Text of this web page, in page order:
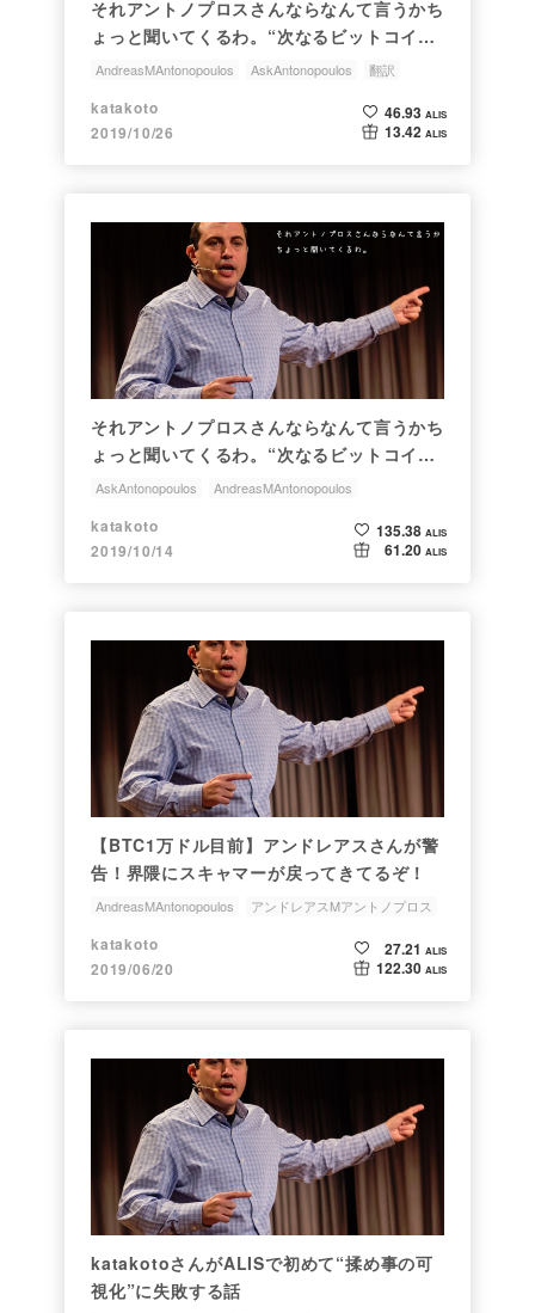
それアントノプロスさんならなんて言うかち
ょっと聞いてくるわ。“次なるビットコイン
は何か？” Vol.2
AndreasMAntonopoulos AskAntonopoulos 翻訳
katakoto
2019/10/26
46.93 ALIS
13.42 ALIS
それアントノプロスさんならなんて言うかち
ょっと聞いてくるわ。“次なるビットコイン
は何か？” Vol.1
AskAntonopoulos
AndreasMAntonopoulos
アンドレアスMアントノプロス
katakoto
2019/10/14
135.38 ALIS
61.20 ALIS
【BTC1万ドル目前】アンドレアスさんが警
告！界隈にスキャマーが戻ってきてるぞ！
AndreasMAntonopoulos
アンドレアスMアントノプロス
スキャム撲滅運動
AskAntonopoulos
katakoto
2019/06/20
27.21 ALIS
122.30 ALIS
katakotoさんがALISで初めて“揉め事の可
視化”に失敗する話